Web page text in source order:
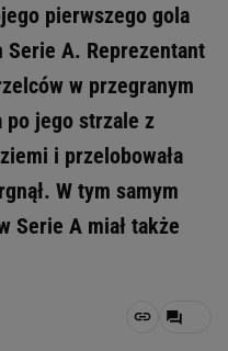
pierwszego gola
Serie A. Reprezentant
w przegranym
po jego strzale z
i przelobowała
W tym samym
Serie A miał także